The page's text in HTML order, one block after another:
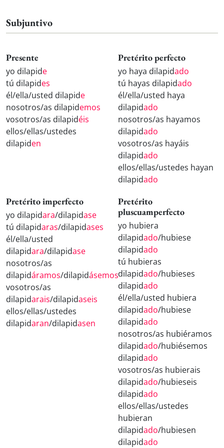
Subjuntivo
Presente
yo dilapide
tú dilapides
él/ella/usted dilapide
nosotros/as dilapidemos
vosotros/as dilapidéis
ellos/ellas/ustedes
dilapiden
Pretérito perfecto
yo haya dilapidado
tú hayas dilapidado
él/ella/usted haya
dilapidado
nosotros/as hayamos
dilapidado
vosotros/as hayáis
dilapidado
ellos/ellas/ustedes hayan
dilapidado
Pretérito imperfecto
yo dilapidara/dilapidase
tú dilapidaras/dilapidases
él/ella/usted
dilapidara/dilapidase
nosotros/as
dilapidáramos/dilapidásemos
vosotros/as
dilapidarais/dilapidaseis
ellos/ellas/ustedes
dilapidaran/dilapidasen
Pretérito
pluscuamperfecto
yo hubiera
dilapidado/hubiese
dilapidado
tú hubieras
dilapidado/hubieses
dilapidado
él/ella/usted hubiera
dilapidado/hubiese
dilapidado
nosotros/as hubiéramos
dilapidado/hubiésemos
dilapidado
vosotros/as hubierais
dilapidado/hubieseis
dilapidado
ellos/ellas/ustedes
hubieran
dilapidado/hubiesen
dilapidado